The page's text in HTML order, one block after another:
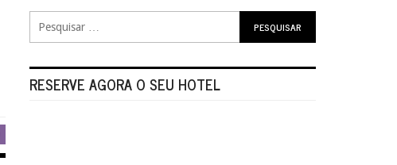
RESERVE AGORA O SEU HOTEL